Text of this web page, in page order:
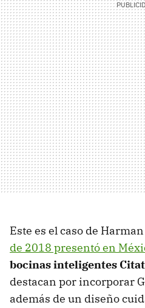
Este es el caso de
de 2018 presentó en
bocinas inteligentes
destacan por incorporar
además de un diseño